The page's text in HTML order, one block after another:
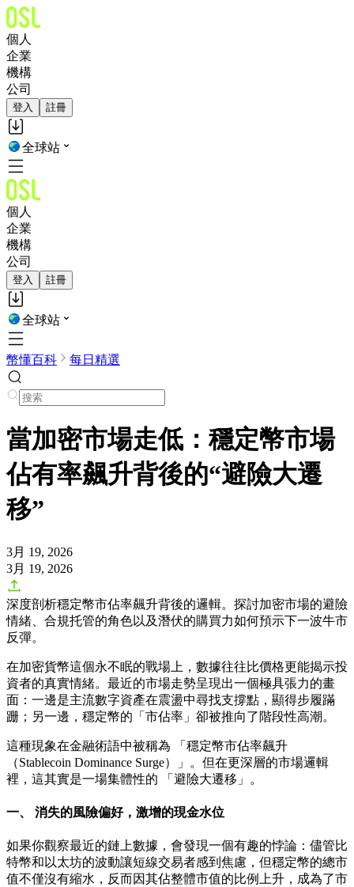
個人
企業
機構
公司
登入 註冊
全球站
個人
企業
機構
公司
登入 註冊
全球站
幣懂百科 每日精選
當加密市場走低：穩定幣市場
佔有率飆升背後的“避險大遷
移”
3月 19, 2026
3月 19, 2026
深度剖析穩定幣市佔率飆升背後的邏輯。探討加密市場的避險
情緒、合規托管的角色以及潛伏的購買力如何預示下一波牛市
反彈。
在加密貨幣這個永不眠的戰場上，數據往往比價格更能揭示投
資者的真實情緒。最近的市場走勢呈現出一個極具張力的畫
面：一邊是主流數字資產在震盪中尋找支撐點，顯得步履蹣
跚；另一邊，穩定幣的「市佔率」卻被推向了階段性高潮。
這種現象在金融術語中被稱為
「穩定幣市佔率飆升
（Stablecoin Dominance Surge）」
。但在更深層的市場邏輯
裡，這其實是一場集體性的
「避險大遷移」 。
一、 消失的風險偏好，激增的現金水位
如果你觀察最近的鏈上數據，會發現一個有趣的悖論：儘管比
特幣和以太坊的波動讓短線交易者感到焦慮，但穩定幣的總市
值不僅沒有縮水，反而因其佔整體市值的比例上升，成為了市